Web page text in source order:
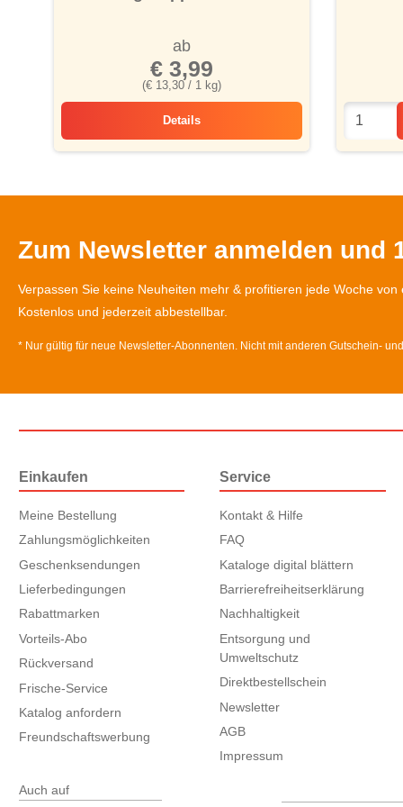
(€ 13,30 / 1 kg)
ab
€ 3,99
Details
Honig-Doppelbärchen
Zum Newsletter anmelden und
Verpassen Sie keine Neuheiten mehr & profitieren jede Woche von
Kostenlos und jederzeit abbestellbar.
* Nur gültig für neue Newsletter-Abonnenten. Nicht mit anderen Gutschein-
Einkaufen
Meine Bestellung
Zahlungsmöglichkeiten
Geschenksendungen
Lieferbedingungen
Rabattmarken
Vorteils-Abo
Rückversand
Frische-Service
Katalog anfordern
Freundschaftswerbung
Service
Kontakt & Hilfe
FAQ
Kataloge digital blättern
Barrierefreiheitserklärung
Nachhaltigkeit
Entsorgung und
Umweltschutz
Direktbestellschein
Newsletter
AGB
Impressum
Auch auf